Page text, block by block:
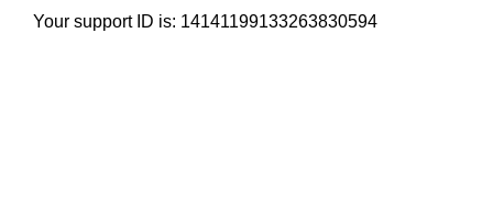
Your support ID is: 14141199133263830594